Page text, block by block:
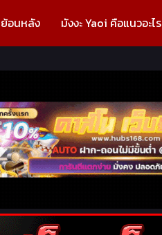
อนหลัง มังงะ Yaoi คือแนวอะไร